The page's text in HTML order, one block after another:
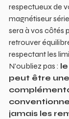
respectueux de
magnétiseur
sera à vos côtés
retrouver
respectant les
N'oubliez pas :
peut être
jamais les